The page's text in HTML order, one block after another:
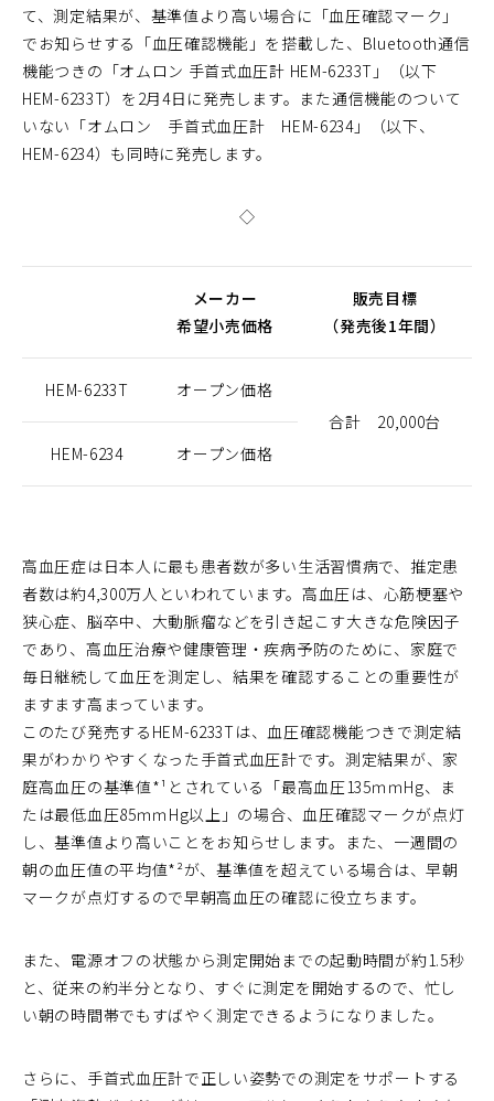
て、測定結果が、基準値より高い場合に「血圧確認マーク」
でお知らせする「血圧確認機能」を搭載した、Bluetooth通信
機能つきの「オムロン 手首式血圧計 HEM-6233T」（以下
HEM-6233T）を2月4日に発売します。また通信機能のついて
いない「オムロン 手首式血圧計 HEM-6234」（以下、
HEM-6234）も同時に発売します。
◇
メーカー
希望小売価格
販売目標
（発売後1年間）
HEM-6233T
オープン価格
合計 20,000台
HEM-6234
オープン価格
高血圧症は日本人に最も患者数が多い生活習慣病で、推定患
者数は約4,300万人といわれています。高血圧は、心筋梗塞や
狭心症、脳卒中、大動脈瘤などを引き起こす大きな危険因子
であり、高血圧治療や健康管理・疾病予防のために、家庭で
毎日継続して血圧を測定し、結果を確認することの重要性が
ますます高まっています。
このたび発売するHEM-6233Tは、血圧確認機能つきで測定結
果がわかりやすくなった手首式血圧計です。測定結果が、家
庭高血圧の基準値*¹とされている「最高血圧135ｍｍHg、ま
たは最低血圧85ｍｍHg以上」の場合、血圧確認マークが点灯
し、基準値より高いことをお知らせします。また、一週間の
朝の血圧値の平均値*²が、基準値を超えている場合は、早朝
マークが点灯するので早朝高血圧の確認に役立ちます。
また、電源オフの状態から測定開始までの起動時間が約1.5秒
と、従来の約半分となり、すぐに測定を開始するので、忙し
い朝の時間帯でもすばやく測定できるようになりました。
さらに、手首式血圧計で正しい姿勢での測定をサポートする